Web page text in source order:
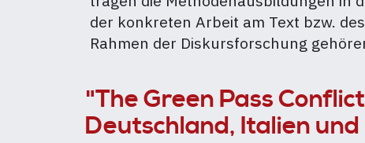
Diskursanalyse
2022
der konkreten Arbeit am Text bzw.
Rahmen der Diskursforschung
"The Green Pass
Deutschland, Italien und